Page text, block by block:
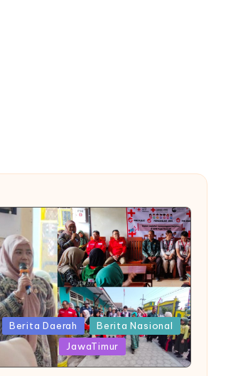
Posted
in
Berita Daerah
Berita Nasional
JawaTimur